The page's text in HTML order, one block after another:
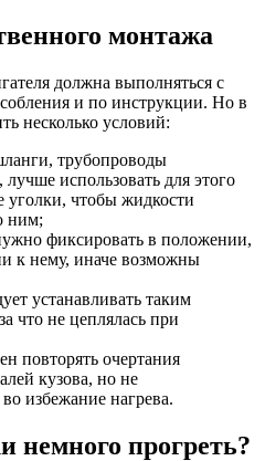
монтажа
должна выполняться с
и по инструкции. Но в
несколько условий:
трубопроводы
лучше использовать для этого
уголки, чтобы жидкости
ним;
фиксировать в положении,
к нему, иначе возможны
устанавливать таким
что не цеплялась при
повторять очертания
кузова, но не
избежание нагрева.
немного прогреть?